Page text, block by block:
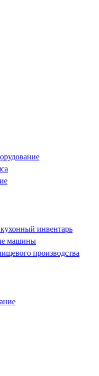
инвентарь
машины
производства